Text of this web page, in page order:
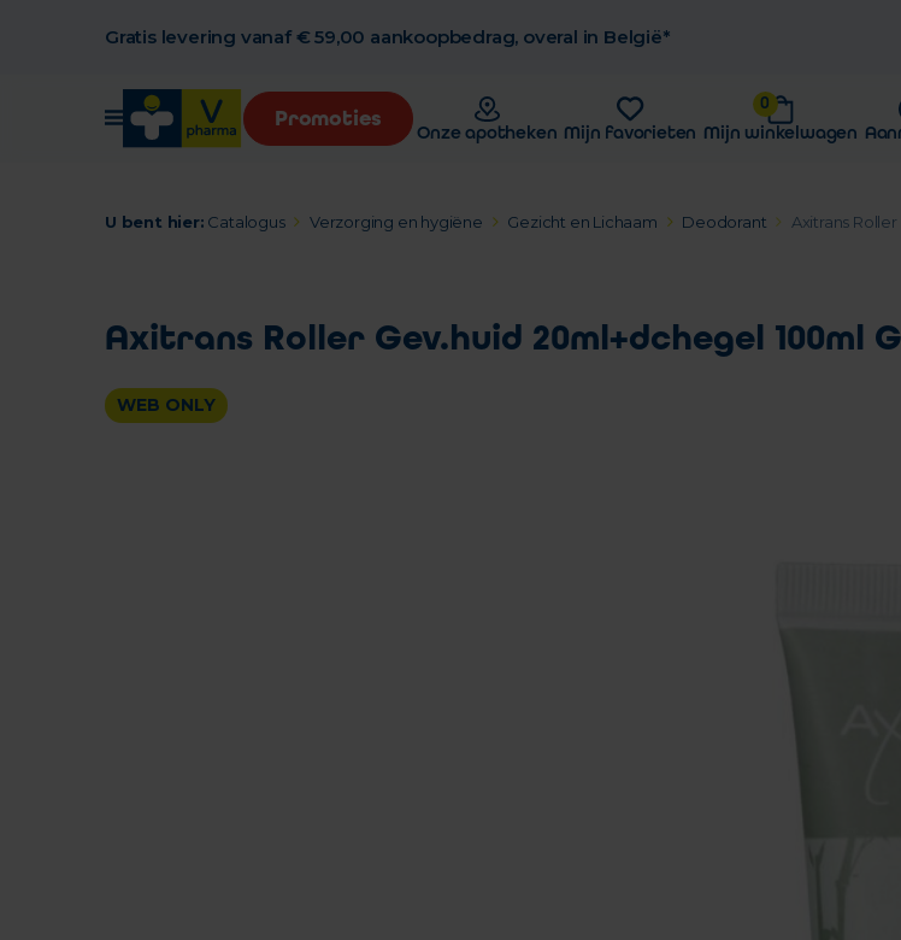
Gratis levering vanaf € 59,00 aankoopbedrag, overal in België*
Promoties
Onze apotheken Mijn favorieten
0
Mijn winkelwagen
U bent hier: Catalogus Verzorging en hygiëne Gezicht en Lichaam Deodorant Axitrans
Axitrans Roller Gev.huid 20ml+dchegel 100ml
WEB ONLY